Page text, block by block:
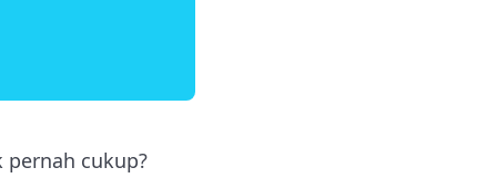
pernah cukup?